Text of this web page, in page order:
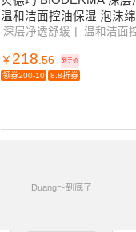
温和洁面控油保湿 泡沫
感肌使用
深层净透舒缓 温和洁面
￥ 218 .56 到手价
领券200-10 8.8折券
Duang～到底了